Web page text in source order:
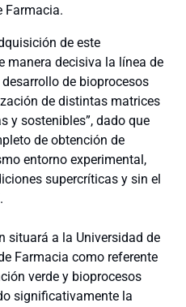
Farmacia.
de este
manera decisiva la línea de
de bioprocesos
de distintas matrices
y sostenibles”, dado que
de obtención de
entorno experimental,
supercríticas y sin el
situará a la Universidad de
Farmacia como referente
verde y bioprocesos
significativamente la